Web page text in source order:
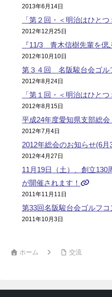
2013年6月14日
「第２回・＜明治はひと
2012年12月25日
『11/3 青木信樹先輩を偲
2012年10月10日
第３４回 名阪駿台会ゴル
2012年8月24日
「第１回・＜明治はひと
2012年8月15日
平成24年度愛知県支部総
2012年7月4日
2012年総会のお知らせ(6月
2012年4月27日
11月19日（土）、創立130
が開催されます！
2011年11月11日
第33回名阪駿台会ゴルフコ
2011年10月3日
ホーム 交流